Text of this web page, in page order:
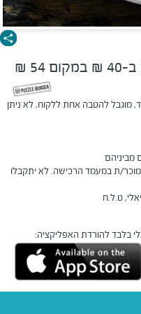
₪
מוגבל להטבה אחת ללקוח, לא ניתן
ת במעמד הרכישה. לא יתקבלו
ט.ל.ח
בלבד להורדת האפליקציה: